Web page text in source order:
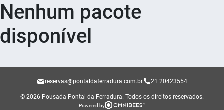
Nenhum pacote
disponível
reservas@pontaldaferradura.com.br 21 20423554
© 2026 Pousada Pontal da Ferradura. Todos os direitos reservados.
Powered by